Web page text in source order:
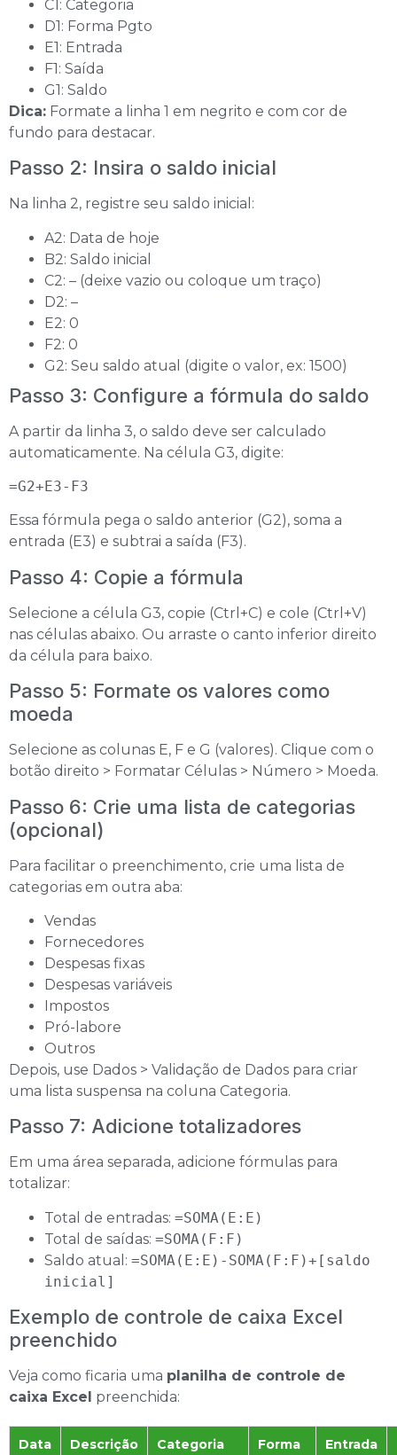
C1: Categoria
D1: Forma Pgto
E1: Entrada
F1: Saída
G1: Saldo
Dica: Formate a linha 1 em negrito e com cor de
fundo para destacar.
Passo 2: Insira o saldo inicial
Na linha 2, registre seu saldo inicial:
A2: Data de hoje
B2: Saldo inicial
C2: – (deixe vazio ou coloque um traço)
D2: –
E2: 0
F2: 0
G2: Seu saldo atual (digite o valor, ex: 1500)
Passo 3: Configure a fórmula do saldo
A partir da linha 3, o saldo deve ser calculado
automaticamente. Na célula G3, digite:
=G2+E3-F3
Essa fórmula pega o saldo anterior (G2), soma a
entrada (E3) e subtrai a saída (F3).
Passo 4: Copie a fórmula
Selecione a célula G3, copie (Ctrl+C) e cole (Ctrl+V)
nas células abaixo. Ou arraste o canto inferior direito
da célula para baixo.
Passo 5: Formate os valores como
moeda
Selecione as colunas E, F e G (valores). Clique com o
botão direito > Formatar Células > Número > Moeda.
Passo 6: Crie uma lista de categorias
(opcional)
Para facilitar o preenchimento, crie uma lista de
categorias em outra aba:
Vendas
Fornecedores
Despesas fixas
Despesas variáveis
Impostos
Pró-labore
Outros
Depois, use Dados > Validação de Dados para criar
uma lista suspensa na coluna Categoria.
Passo 7: Adicione totalizadores
Em uma área separada, adicione fórmulas para
totalizar:
Total de entradas: =SOMA(E:E)
Total de saídas: =SOMA(F:F)
Saldo atual: =SOMA(E:E)-SOMA(F:F)+[saldo
inicial]
Exemplo de controle de caixa Excel
preenchido
Veja como ficaria uma planilha de controle de
caixa Excel preenchida:
Data Descrição Categoria Forma Entrada